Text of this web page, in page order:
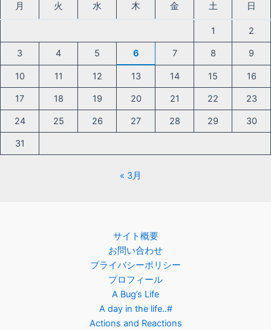
月 火 水 木 金 土 日
1 2
3 4 5 6 7 8 9
10 11 12 13 14 15 16
17 18 19 20 21 22 23
24 25 26 27 28 29 30
31
« 3月
サイト概要
お問い合わせ
プライバシーポリシー
プロフィール
A Bug’s Life
A day in the life..#
Actions and Reactions